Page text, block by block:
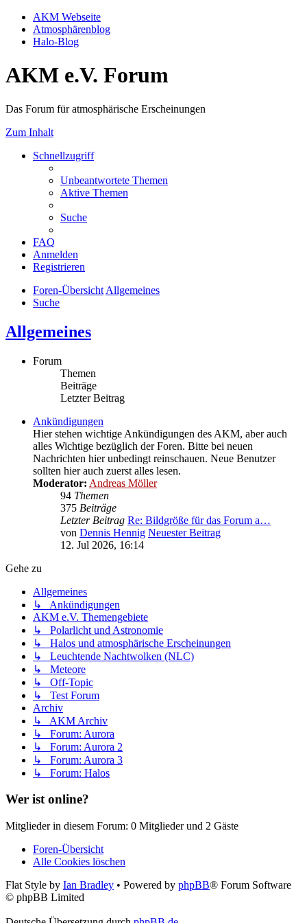
AKM Webseite
Atmosphärenblog
Halo-Blog
AKM e.V. Forum
Das Forum für atmosphärische Erscheinungen
Zum Inhalt
Schnellzugriff
Unbeantwortete Themen
Aktive Themen
Suche
FAQ
Anmelden
Registrieren
Foren-Übersicht Allgemeines
Suche
Allgemeines
Forum
Themen
Beiträge
Letzter Beitrag
Ankündigungen
Hier stehen wichtige Ankündigungen des AKM, aber auch
alles Wichtige bezüglich der Foren. Bitte bei neuen
Nachrichten hier unbedingt reinschauen. Neue Benutzer
sollten hier auch zuerst alles lesen.
Moderator: Andreas Möller
94 Themen
375 Beiträge
Letzter Beitrag Re: Bildgröße für das Forum a…
von Dennis Hennig Neuester Beitrag
12. Jul 2026, 16:14
Gehe zu
Allgemeines
↳ Ankündigungen
AKM e.V. Themengebiete
↳ Polarlicht und Astronomie
↳ Halos und atmosphärische Erscheinungen
↳ Leuchtende Nachtwolken (NLC)
↳ Meteore
↳ Off-Topic
↳ Test Forum
Archiv
↳ AKM Archiv
↳ Forum: Aurora
↳ Forum: Aurora 2
↳ Forum: Aurora 3
↳ Forum: Halos
Wer ist online?
Mitglieder in diesem Forum: 0 Mitglieder und 2 Gäste
Foren-Übersicht
Alle Cookies löschen
Flat Style by Ian Bradley • Powered by phpBB® Forum Software
© phpBB Limited